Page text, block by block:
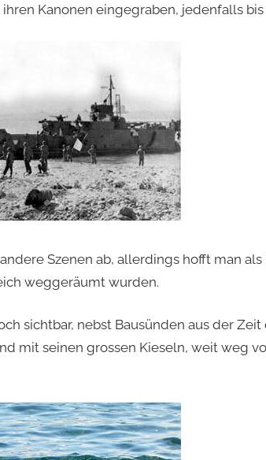
Kanonen eingegraben, jedenfalls bis
Szenen ab, allerdings hofft man
weggeräumt wurden.
sichtbar, nebst Bausünden aus der
mit seinen grossen Kieseln, weit weg